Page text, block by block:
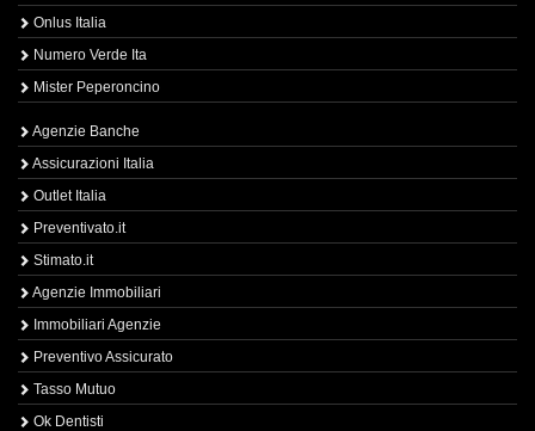
Onlus Italia
Numero Verde Ita
Mister Peperoncino
Agenzie Banche
Assicurazioni Italia
Outlet Italia
Preventivato.it
Stimato.it
Agenzie Immobiliari
Immobiliari Agenzie
Preventivo Assicurato
Tasso Mutuo
Ok Dentisti